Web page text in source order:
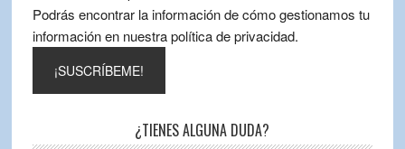
Podrás encontrar la información de cómo gestionamos tu
información en nuestra política de privacidad.
¿TIENES ALGUNA DUDA?